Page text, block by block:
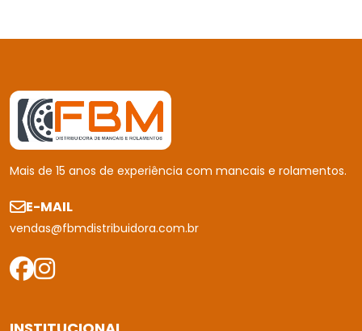
Mais de 15 anos de experiência com mancais e rolamentos.
E-MAIL
vendas@fbmdistribuidora.com.br